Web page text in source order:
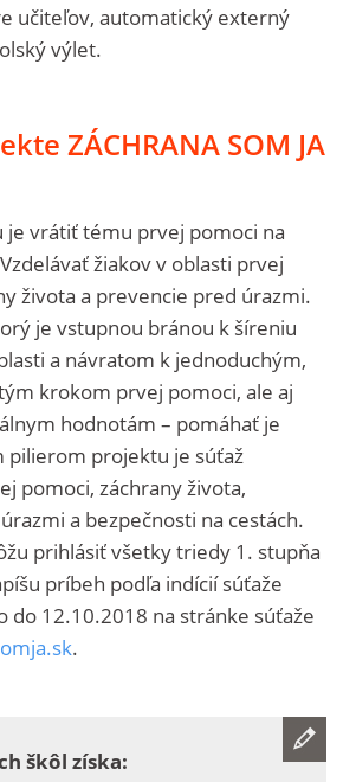
učiteľov, automatický externý
výlet.
ZÁCHRANA SOM JA
je vrátiť tému prvej pomoci na
žiakov v oblasti prvej
života a prevencie pred úrazmi.
je vstupnou bránou k šíreniu
a návratom k jednoduchým,
krokom prvej pomoci, ale aj
hodnotám – pomáhať je
pilierom projektu je súťaž
pomoci, záchrany života,
a bezpečnosti na cestách.
prihlásiť všetky triedy 1. stupňa
príbeh podľa indícií súťaže
do 12.10.2018 na stránke súťaže
.
škôl získa: